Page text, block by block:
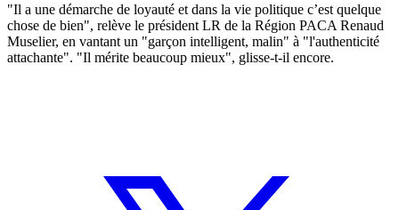
"Il a une démarche de loyauté et dans la vie politique c’est quelque
chose de bien", relève le président LR de la Région PACA Renaud
Muselier, en vantant un "garçon intelligent, malin" à "l'authenticité
attachante". "Il mérite beaucoup mieux", glisse-t-il encore.